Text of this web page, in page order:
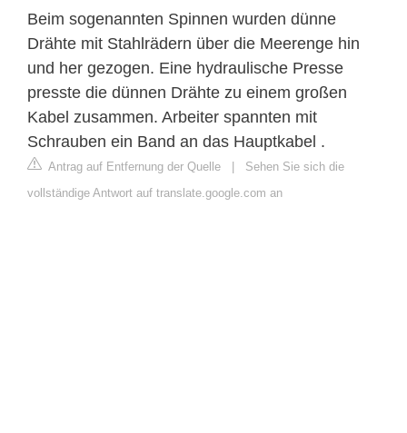
Beim sogenannten Spinnen wurden dünne
Drähte mit Stahlrädern über die Meerenge hin
und her gezogen. Eine hydraulische Presse
presste die dünnen Drähte zu einem großen
Kabel zusammen. Arbeiter spannten mit
Schrauben ein Band an das Hauptkabel .
Antrag auf Entfernung der Quelle
Sehen Sie sich die
vollständige Antwort auf translate.google.com an